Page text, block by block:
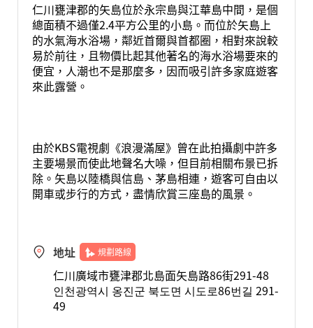
仁川甕津郡的矢島位於永宗島與江華島中間，是個
總面積不過僅2.4平方公里的小島。而位於矢島上
的水氣海水浴場，鄰近首爾與首都圈，相對來說較
易於前往，且物價比起其他著名的海水浴場要來的
便宜，人潮也不是那麼多，因而吸引許多家庭遊客
來此露營。
由於KBS電視劇《浪漫滿屋》曾在此拍攝劇中許多
主要場景而使此地聲名大噪，但目前相關布景已拆
除。矢島以陸橋與信島、茅島相連，遊客可自由以
開車或步行的方式，盡情欣賞三座島的風景。
地址 規劃路線
仁川廣域市甕津郡北島面矢島路86街291-48
인천광역시 옹진군 북도면 시도로86번길 291-
49